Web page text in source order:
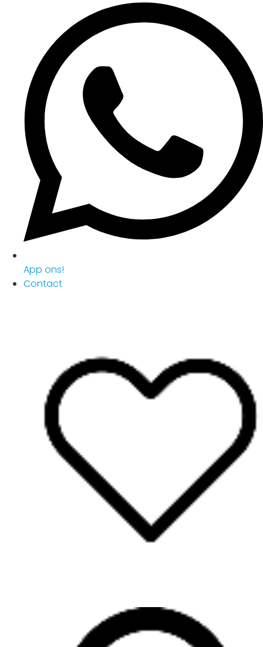
App ons!
Contact